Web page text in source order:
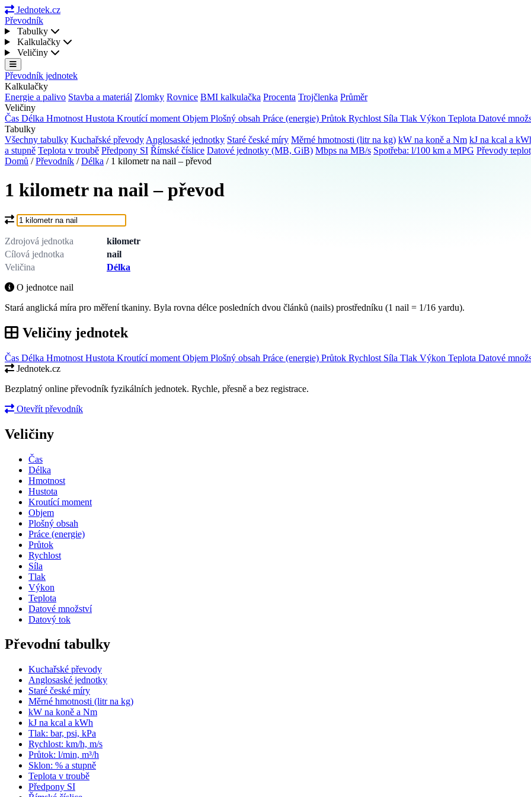
Jednotek.cz
Převodník
Tabulky
Kalkulačky
Veličiny
Převodník jednotek
Kalkulačky
Energie a palivo Stavba a materiál Zlomky Rovnice BMI kalkulačka Procenta Trojčlenka Průměr
Veličiny
Čas Délka Hmotnost Hustota Kroutící moment Objem Plošný obsah Práce (energie) Průtok Rychlost Síla Tlak Výkon Teplota Datové
Tabulky
Všechny tabulky Kuchařské převody Anglosaské jednotky Staré české míry Měrné hmotnosti (litr na kg) kW na koně a Nm kJ na kcal a
a stupně Teplota v troubě Předpony SI Římské číslice Datové jednotky (MB, GiB) Mbps na MB/s Spotřeba: l/100 km a MPG Převody
Domů / Převodník / Délka / 1 kilometr na nail – převod
1 kilometr na nail – převod
Co chcete převést?
Zdrojová jednotka
kilometr
Cílová jednotka
nail
Veličina
Délka
O jednotce nail
Stará anglická míra pro měření tkaniny. Byla rovna délce posledních dvou článků (nails) prostředníku (1 nail = 1/16 yardu).
Veličiny jednotek
Čas Délka Hmotnost Hustota Kroutící moment Objem Plošný obsah Práce (energie) Průtok Rychlost Síla Tlak Výkon Teplota Datové
Jednotek.cz
Bezplatný online převodník fyzikálních jednotek. Rychle, přesně a bez registrace.
Otevřít převodník
Veličiny
Čas
Délka
Hmotnost
Hustota
Kroutící moment
Objem
Plošný obsah
Práce (energie)
Průtok
Rychlost
Síla
Tlak
Výkon
Teplota
Datové množství
Datový tok
Převodní tabulky
Kuchařské převody
Anglosaské jednotky
Staré české míry
Měrné hmotnosti (litr na kg)
kW na koně a Nm
kJ na kcal a kWh
Tlak: bar, psi, kPa
Rychlost: km/h, m/s
Průtok: l/min, m³/h
Sklon: % a stupně
Teplota v troubě
Předpony SI